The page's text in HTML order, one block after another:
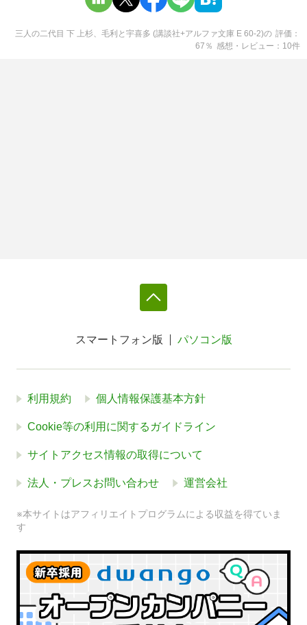
三人の二代目 下 上杉、毛利と宇喜多 (講談社+アルファ文庫 E 60-2)の 評価
67 ％ 感想・レビュー 10件
スマートフォン版 パソコン版
利用規約 個人情報保護基本方針
Cookie等の利用に関するガイドライン
サイトアクセス情報の取得について
法人・プレスお問い合わせ 運営会社
※本サイトはアフィリエイトプログラムによる収益を得ていま
す